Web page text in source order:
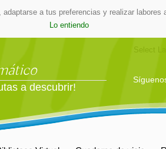
a tus preferencias y realizar
Lo entiendo
a descubrir!
Select